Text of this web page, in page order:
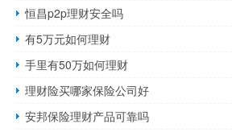
恒昌p2p理财安全吗
有5万元如何理财
手里有50万如何理财
理财险买哪家保险公司好
安邦保险理财产品可靠吗